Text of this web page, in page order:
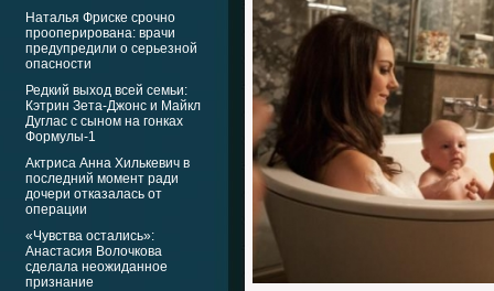
Наталья Фриске срочно
прооперирована: врачи
предупредили о серьезной
опасности
Редкий выход всей семьи:
Кэтрин Зета-Джонс и Майкл
Дуглас с сыном на гонках
Формулы-1
Актриса Анна Хилькевич в
последний момент ради
дочери отказалась от
операции
«Чувства остались»:
Анастасия Волочкова
сделала неожиданное
признание